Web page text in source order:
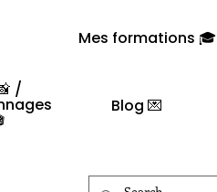
Mes formations 🎓
/
Blog 💌